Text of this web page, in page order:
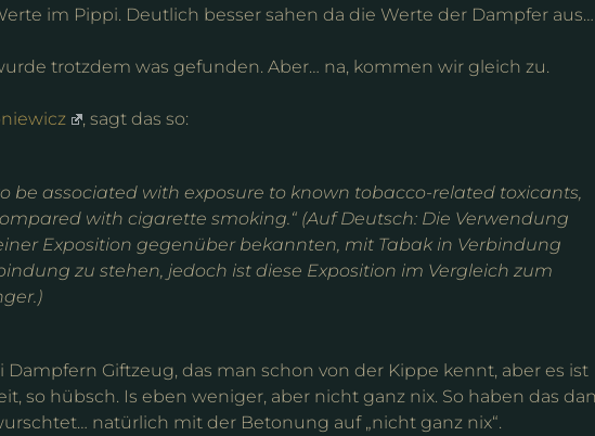
im Pippi. Deutlich besser sahen da die Werte der Dampfer aus…
trotzdem was gefunden. Aber… na, kommen wir gleich zu.
, sagt das so:
be associated with exposure to known tobacco-related toxicants,
with cigarette smoking.“ (Auf Deutsch: Die Verwendung
Exposition gegenüber bekannten, mit Tabak in Verbindung
zu stehen, jedoch ist diese Exposition im Vergleich zum
Giftzeug, das man schon von der Kippe kennt, aber es ist
so hübsch. Is eben weniger, aber nicht ganz nix. So haben das
natürlich mit der Betonung auf „nicht ganz nix“.